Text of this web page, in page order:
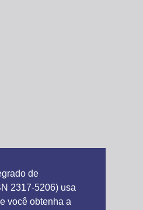
de
2317-5206) usa
você obtenha a